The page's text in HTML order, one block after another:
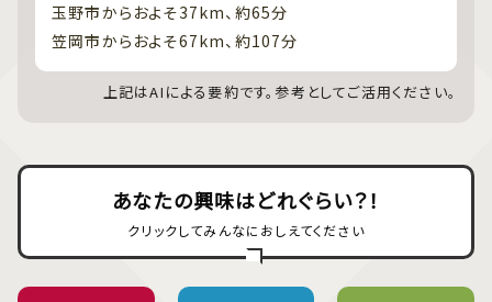
玉野市からおよそ37km、約65分
笠岡市からおよそ67km、約107分
上記はAIによる要約です。参考としてご活用ください。
あなたの興味はどれぐらい？！
クリックしてみんなにおしえてください